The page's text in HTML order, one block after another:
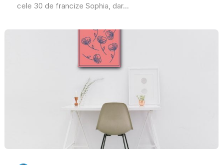
cele 30 de francize Sophia, dar...